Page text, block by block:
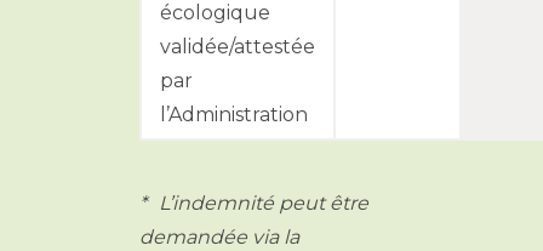
écologique
validée/attestée
par
l’Administration
* L’indemnité peut être
demandée via la